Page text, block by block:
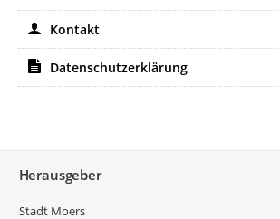
Kontakt
Datenschutzerklärung
Herausgeber
Stadt Moers